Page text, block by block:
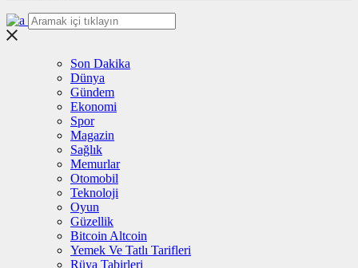
Son Dakika
Dünya
Gündem
Ekonomi
Spor
Magazin
Sağlık
Memurlar
Otomobil
Teknoloji
Oyun
Güzellik
Bitcoin Altcoin
Yemek Ve Tatlı Tarifleri
Rüya Tabirleri